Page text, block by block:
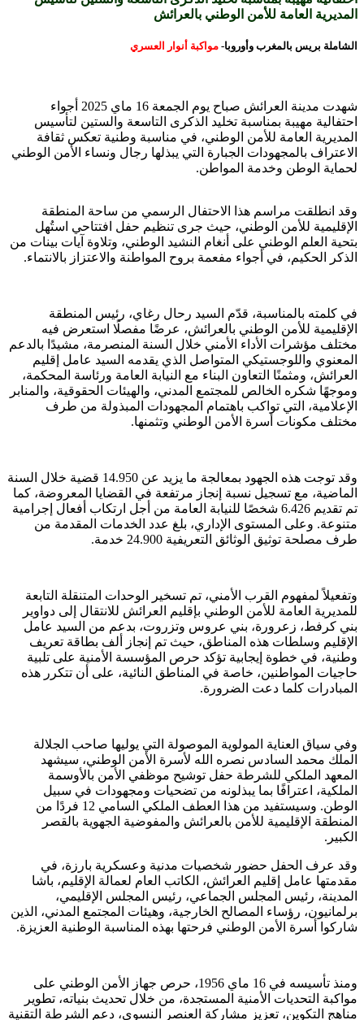
المديرية العامة للأمن الوطني بالعرائش
الشاملة بريس بالمغرب وأوروبا- مواكبة أنوار العسري
شهدت مدينة العرائش صباح يوم الجمعة 16 ماي 2025 أجواء
احتفالية مهيبة بمناسبة تخليد الذكرى التاسعة والستين لتأسيس
المديرية العامة للأمن الوطني، في مناسبة وطنية تعكس ثقافة
الاعتراف بالمجهودات الجبارة التي يبذلها رجال ونساء الأمن الوطني
لحماية الوطن وخدمة المواطن.
وقد انطلقت مراسم هذا الاحتفال الرسمي من ساحة المنطقة
الإقليمية للأمن الوطني، حيث جرى تنظيم حفل افتتاحي استُهل
بتحية العلم الوطني على أنغام النشيد الوطني، وتلاوة آيات بينات من
الذكر الحكيم، في أجواء مفعمة بروح المواطنة والاعتزاز بالانتماء.
في كلمته بالمناسبة، قدّم السيد رحال رغاي، رئيس المنطقة
الإقليمية للأمن الوطني بالعرائش، عرضًا مفصلًا استعرض فيه
مختلف مؤشرات الأداء الأمني خلال السنة المنصرمة، مشيدًا بالدعم
المعنوي واللوجستيكي المتواصل الذي يقدمه السيد عامل إقليم
العرائش، ومثمنًا التعاون البناء مع النيابة العامة ورئاسة المحكمة،
وموجهًا شكره الخالص للمجتمع المدني، والهيئات الحقوقية، والمنابر
الإعلامية، التي تواكب باهتمام المجهودات المبذولة من طرف
مختلف مكونات أسرة الأمن الوطني وتثمنها.
وقد توجت هذه الجهود بمعالجة ما يزيد عن 14.950 قضية خلال السنة
الماضية، مع تسجيل نسبة إنجاز مرتفعة في القضايا المعروضة، كما
تم تقديم 6.426 شخصًا للنيابة العامة من أجل ارتكاب أفعال إجرامية
متنوعة. وعلى المستوى الإداري، بلغ عدد الخدمات المقدمة من
طرف مصلحة توثيق الوثائق التعريفية 24.900 خدمة.
وتفعيلاً لمفهوم القرب الأمني، تم تسخير الوحدات المتنقلة التابعة
للمديرية العامة للأمن الوطني بإقليم العرائش للانتقال إلى دواوير
بني كرفط، زعرورة، بني عروس وتزروت، بدعم من السيد عامل
الإقليم وسلطات هذه المناطق، حيث تم إنجاز ألف بطاقة تعريف
وطنية، في خطوة إيجابية تؤكد حرص المؤسسة الأمنية على تلبية
حاجيات المواطنين، خاصة في المناطق النائية، على أن تتكرر هذه
المبادرات كلما دعت الضرورة.
وفي سياق العناية المولوية الموصولة التي يوليها صاحب الجلالة
الملك محمد السادس نصره الله لأسرة الأمن الوطني، سيشهد
المعهد الملكي للشرطة حفل توشيح موظفي الأمن بالأوسمة
الملكية، اعترافًا بما يبذلونه من تضحيات ومجهودات في سبيل
الوطن. وسيستفيد من هذا العطف الملكي السامي 12 فردًا من
المنطقة الإقليمية للأمن بالعرائش والمفوضية الجهوية بالقصر
الكبير.
وقد عرف الحفل حضور شخصيات مدنية وعسكرية بارزة، في
مقدمتها عامل إقليم العرائش، الكاتب العام لعمالة الإقليم، باشا
المدينة، رئيس المجلس الجماعي، رئيس المجلس الإقليمي،
برلمانيون، رؤساء المصالح الخارجية، وهيئات المجتمع المدني، الذين
شاركوا أسرة الأمن الوطني فرحتها بهذه المناسبة الوطنية العزيزة.
ومنذ تأسيسه في 16 ماي 1956، حرص جهاز الأمن الوطني على
مواكبة التحديات الأمنية المستجدة، من خلال تحديث بنياته، تطوير
مناهج التكوين، تعزيز مشاركة العنصر النسوي، دعم الشرطة التقنية